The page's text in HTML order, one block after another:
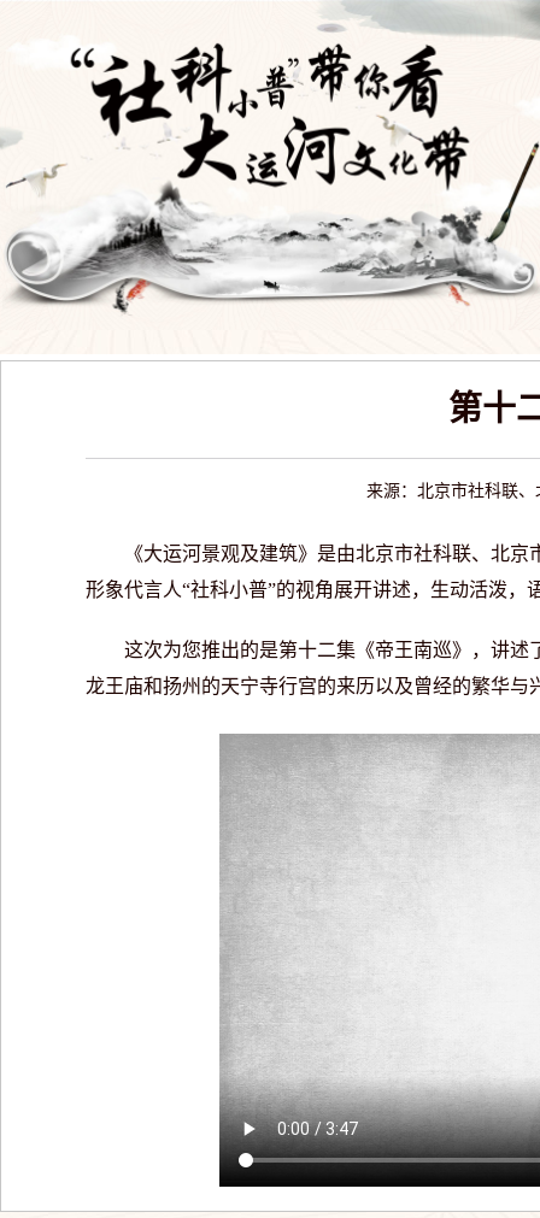
第十
来源：北京市社科联
《大运河景观及建筑》是由北京市社科联、北京
形象代言人“社科小普”的视角展开讲述，生动活泼
这次为您推出的是第十二集《帝王南巡》，讲述
龙王庙和扬州的天宁寺行宫的来历以及曾经的繁华